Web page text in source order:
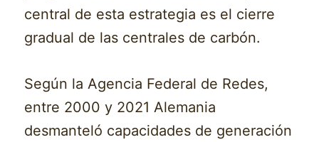
central de esta estrategia es el cierre
gradual de las centrales de carbón.
Según la Agencia Federal de Redes,
entre 2000 y 2021 Alemania
desmanteló capacidades de generación